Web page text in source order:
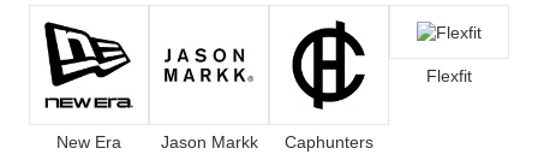
New Era Jason Markk Caphunters
Flexfit